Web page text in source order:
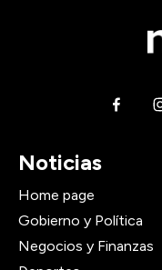
Noticias
Home page
Gobierno y Política
Negocios y Finanzas